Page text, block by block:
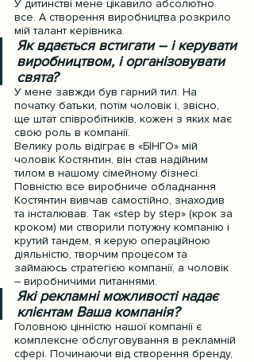
У дитинстві мене цікавило абсолютно
все. А створення виробництва розкрило
мій талант керівника.
Як вдається встигати – і керувати
виробництвом, і організовувати
свята?
У мене завжди був гарний тил. На
початку батьки, потім чоловік і, звісно,
ще штат співробітників, кожен з яких має
свою роль в компанії.
Велику роль відіграє в «БІНГО» мій
чоловік Костянтин, він став надійним
тилом в нашому сімейному бізнесі.
Повністю все виробниче обладнання
Костянтин вивчав самостійно, знаходив
та інсталював. Так «step by step» (крок за
кроком) ми створили потужну компанію і
крутий тандем, я керую операційною
діяльністю, творчим процесом та
займаюсь стратегією компанії, а чоловік
– виробничими питаннями.
Які рекламні можливості надає
клієнтам Ваша компанія?
Головною цінністю нашої компанії є
комплексне обслуговування в рекламній
сфері. Починаючи від створення бренду,